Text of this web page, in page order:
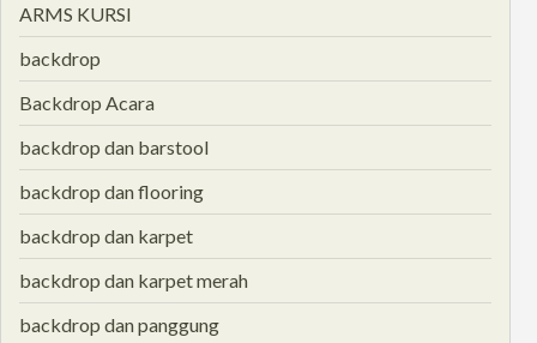
ARMS KURSI
backdrop
Backdrop Acara
backdrop dan barstool
backdrop dan flooring
backdrop dan karpet
backdrop dan karpet merah
backdrop dan panggung